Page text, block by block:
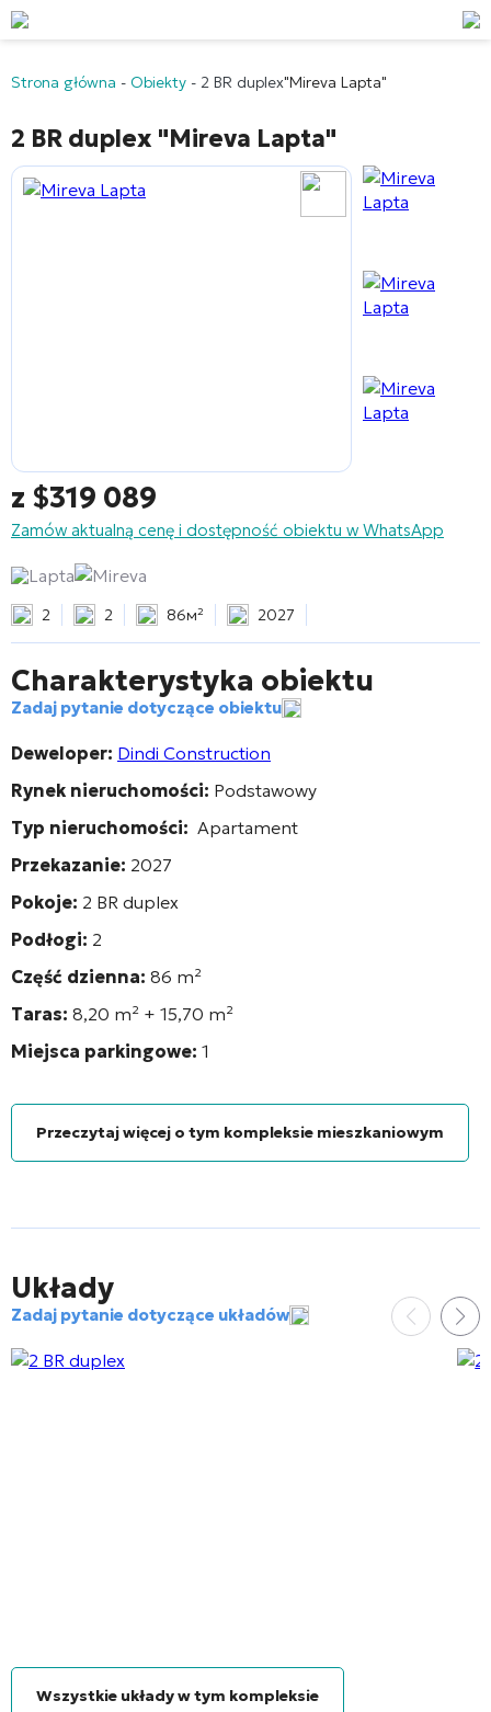
Strona główna - Obiekty - 2 BR duplex"Mireva Lapta"
2 BR duplex "Mireva Lapta"
z $319 089
Zamów aktualną cenę i dostępność obiektu w WhatsApp
Lapta Mireva
2 2 86м² 2027
Charakterystyka obiektu
Zadaj pytanie dotyczące obiektu
Deweloper: Dindi Construction
Rynek nieruchomości: Podstawowy
Typ nieruchomości: Apartament
Przekazanie: 2027
Pokoje: 2 BR duplex
Podłogi: 2
Część dzienna: 86 m²
Taras: 8,20 m² + 15,70 m²
Miejsca parkingowe: 1
Przeczytaj więcej o tym kompleksie mieszkaniowym
Układy
Zadaj pytanie dotyczące układów
Wszystkie układy w tym kompleksie